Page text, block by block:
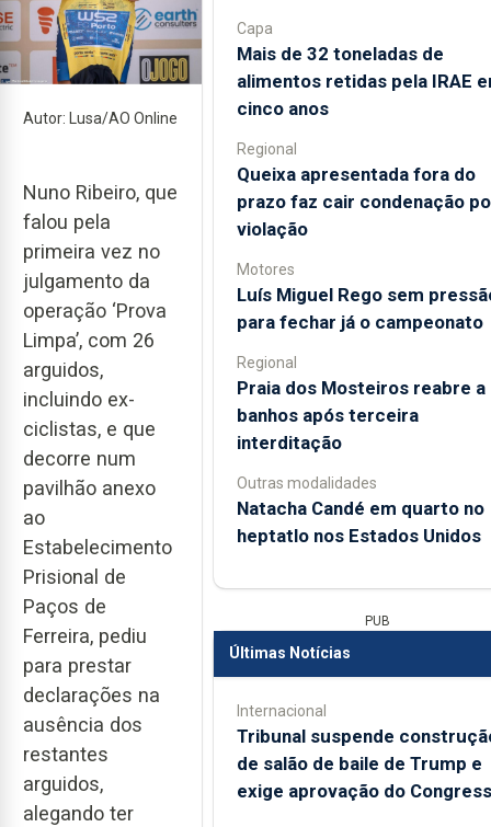
Autor: Lusa/AO Online
Nuno Ribeiro, que
falou pela
primeira vez no
julgamento da
operação ‘Prova
Limpa’, com 26
arguidos,
incluindo ex-
ciclistas, e que
decorre num
pavilhão anexo
ao
Estabelecimento
Prisional de
Paços de
Ferreira, pediu
para prestar
declarações na
ausência dos
restantes
arguidos,
alegando ter
Capa
Mais de 32 toneladas de
alimentos retidas pela IRAE
cinco anos
Regional
Queixa apresentada fora do
prazo faz cair condenação
violação
Motores
Luís Miguel Rego sem
para fechar já o campeonato
Regional
Praia dos Mosteiros reabre a
banhos após terceira
interditação
Outras modalidades
Natacha Candé em quarto no
heptatlo nos Estados Unidos
PUB
Últimas Notícias
Internacional
Tribunal suspende
de salão de baile de Trump e
exige aprovação do